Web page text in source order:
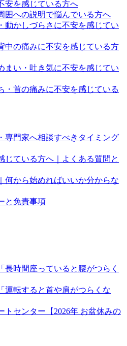
安を感じている方へ
囲への説明で悩んでいる方へ
動かしづらさに不安を感じてい
中の痛みに不安を感じている方
まい・吐き気に不安を感じてい
・首の痛みに不安を感じている
専門家へ相談すべきタイミング
じている方へ｜よくある質問と
何から始めればいいか分からな
と免責事項
長時間座っていると腰がつらく
運転すると首や肩がつらくな
トセンター【2026年 お盆休みの